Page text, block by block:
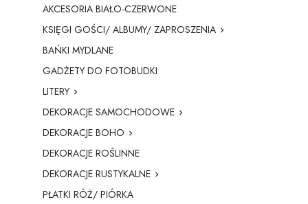
AKCESORIA BIAŁO-CZERWONE
KSIĘGI GOŚCI/ ALBUMY/ ZAPROSZENIA 
BAŃKI MYDLANE
GADŻETY DO FOTOBUDKI
LITERY 
DEKORACJE SAMOCHODOWE 
DEKORACJE BOHO 
DEKORACJE ROŚLINNE
DEKORACJE RUSTYKALNE 
PŁATKI RÓŻ/ PIÓRKA